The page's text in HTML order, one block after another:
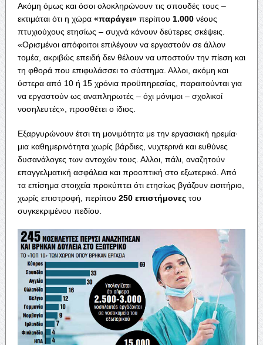
Ακόμη όμως και όσοι ολοκληρώνουν τις σπουδές τους –
εκτιμάται ότι η χώρα «παράγει»περίπου 1.000νέους
πτυχιούχους ετησίως – συχνά κάνουν δεύτερες σκέψεις.
«Ορισμένοι απόφοιτοι επιλέγουν να εργαστούν σε άλλον
τομέα, ακριβώς επειδή δεν θέλουν να υποστούν την πίεση και
τη φθορά που επιφυλάσσει το σύστημα. Αλλοι, ακόμη και
ύστερα από 10 ή 15 χρόνια προϋπηρεσίας, παραιτούνται για
να εργαστούν ως αναπληρωτές – όχι μόνιμοι – σχολικοί
νοσηλευτές», προσθέτει ο ίδιος.
Εξαργυρώνουν έτσι τη μονιμότητα με την εργασιακή ηρεμία·
μια καθημερινότητα χωρίς βάρδιες, νυχτερινά και ευθύνες
δυσανάλογες των αντοχών τους. Αλλοι, πάλι, αναζητούν
επαγγελματική ασφάλεια και προοπτική στο εξωτερικό. Από
τα επίσημα στοιχεία προκύπτει ότι ετησίως βγάζουν εισιτήριο,
χωρίς επιστροφή, περίπου 250 επιστήμονεςτου
συγκεκριμένου πεδίου.